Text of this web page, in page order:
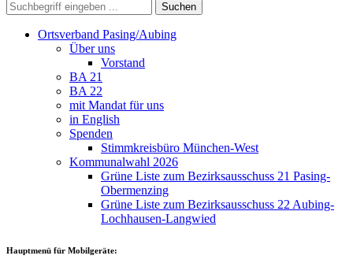
Suchen
Ortsverband Pasing/Aubing
Über uns
Vorstand
BA 21
BA 22
mit Mandat für uns
in English
Spenden
Stimmkreisbüro München-West
Kommunalwahl 2026
Grüne Liste zum Bezirksausschuss 21 Pasing-
Obermenzing
Grüne Liste zum Bezirksausschuss 22 Aubing-
Lochhausen-Langwied
Hauptmenü für Mobilgeräte: